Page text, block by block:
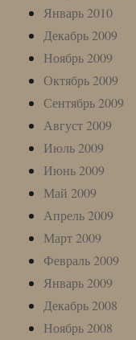
Январь 2010
Декабрь 2009
Ноябрь 2009
Октябрь 2009
Сентябрь 2009
Август 2009
Июль 2009
Июнь 2009
Май 2009
Апрель 2009
Март 2009
Февраль 2009
Январь 2009
Декабрь 2008
Ноябрь 2008